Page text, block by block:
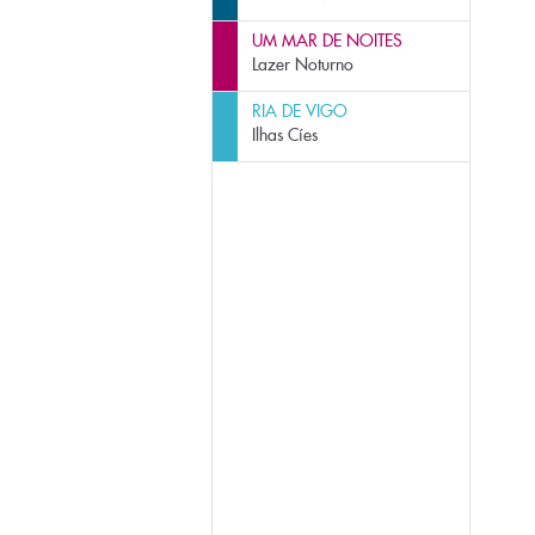
UM MAR DE NOITES
Lazer Noturno
RIA DE VIGO
Ilhas Cíes